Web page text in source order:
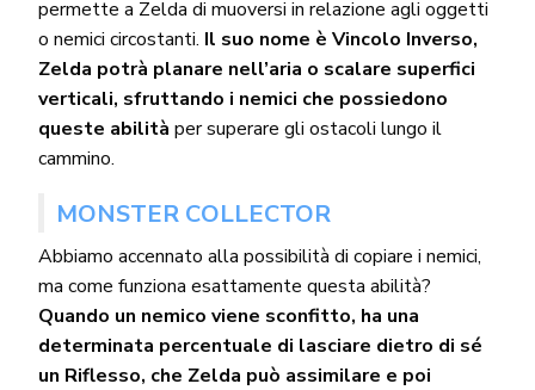
permette a Zelda di muoversi in relazione agli oggetti
o nemici circostanti. Il suo nome è Vincolo Inverso,
Zelda potrà planare nell’aria o scalare superfici
verticali, sfruttando i nemici che possiedono
queste abilità per superare gli ostacoli lungo il
cammino.
MONSTER COLLECTOR
Abbiamo accennato alla possibilità di copiare i nemici,
ma come funziona esattamente questa abilità?
Quando un nemico viene sconfitto, ha una
determinata percentuale di lasciare dietro di sé
un Riflesso, che Zelda può assimilare e poi